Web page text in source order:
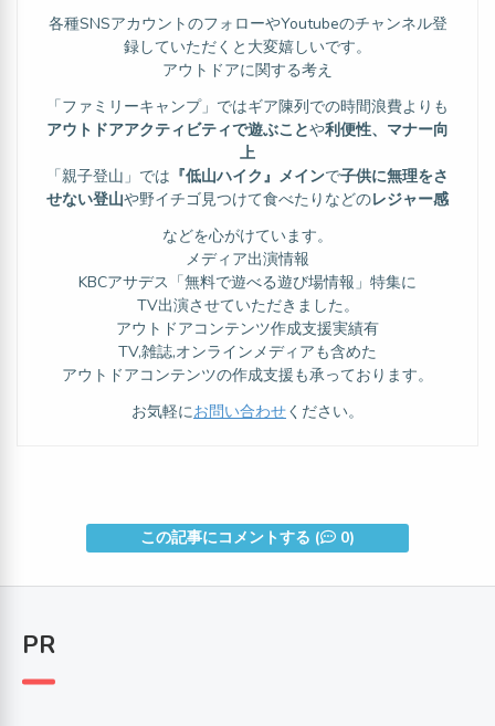
各種SNSアカウントのフォローやYoutubeのチャンネル登
録していただくと大変嬉しいです。
アウトドアに関する考え
「ファミリーキャンプ」ではギア陳列での時間浪費よりも
アウトドアアクティビティで遊ぶことや利便性、マナー向
上
「親子登山」では 『低山ハイク』メインで子供に無理をさ
せない登山や野イチゴ見つけて食べたりなどのレジャー感
などを心がけています。
メディア出演情報
KBCアサデス「無料で遊べる遊び場情報」特集に
TV出演させていただきました。
アウトドアコンテンツ作成支援実績有
TV,雑誌,オンラインメディアも含めた
アウトドアコンテンツの作成支援も承っております。
お気軽にお問い合わせください。
この記事にコメントする ( 0)
PR